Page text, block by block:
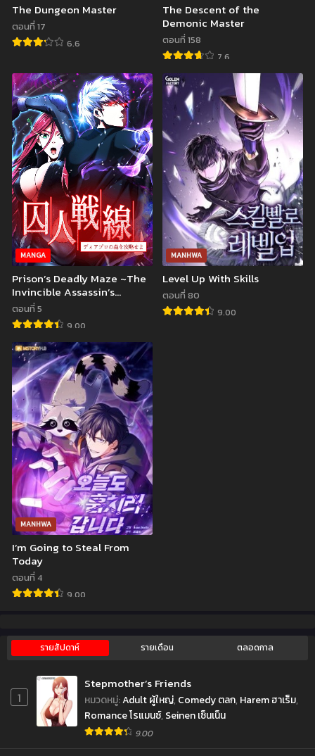
ตอนที่ 347
กันยายน 10, 2022
ตอนที่ 346
กันยายน 10, 2022
ตอนที่ 336-340
ตอนที่ 331-335
กันยายน 10, 2022
ตอนที่ 326-330
กันยายน 10, 2022
ตอนที่ 321-325
กันยายน 10, 2022
ตอนที่ 316-320
กันยายน 10, 2022
ตอนที่ 311-315
กันยายน 10, 2022
ตอนที่ 306-310
กันยายน 10, 2022
ตอนที่ 301-305
กันยายน 10, 2022
ตอนที่ 296-300
กันยายน 10, 2022
ตอนที่ 291-295
กันยายน 10, 2022
ตอนที่ 286-290
กันยายน 10, 2022
ตอนที่ 281-285
ตอนที่ 279
กันยายน 10, 2022
ตอนที่ 277
กันยายน 10, 2022
ตอนที่ 275
กันยายน 10, 2022
ตอนที่ 273
กันยายน 10, 2022
ตอนที่ 271
กันยายน 10, 2022
ตอนที่ 269
กันยายน 10, 2022 กันยายน 10, 2022
ตอนที่ 265
กันยายน 10, 2022 กันยายน 10, 2022
ตอนที่ 263 ตอนที่ 262
The Dungeon Master
ตอนที่ 17
6.6
The Descent of the
Demonic Master
ตอนที่ 158
7.6
MANGA
Prison’s Deadly Maze ~The
Invincible Assassin’s
Conquest of Diablo’s
Forest~
ตอนที่ 5
9.00
MANHWA
Level Up With Skills
ตอนที่ 80
9.00
MANHWA
I’m Going to Steal From
Today
ตอนที่ 4
9.00
รายสัปดาห์ รายเดือน ตลอดกาล
1
Stepmother’s Friends
หมวดหมู่:Adult ผู้ใหญ่, Comedy ตลก, Harem ฮาเร็ม,
Romance โรแมนซ์, Seinen เซ็นเน็น
9.00